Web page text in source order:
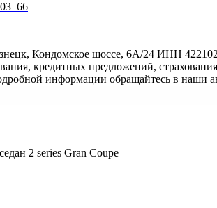
Кондомское шоссе, 6А/24 ИНН
кредитных предложений,
информации обращайтесь в наши
2 series Gran Coupe